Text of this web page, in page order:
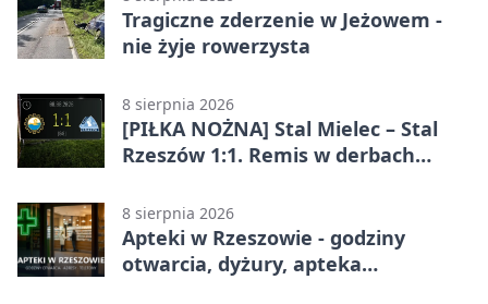
Tragiczne zderzenie w Jeżowem -
nie żyje rowerzysta
8 sierpnia 2026
[PIŁKA NOŻNA] Stal Mielec – Stal
Rzeszów 1:1. Remis w derbach
8 sierpnia 2026
Apteki w Rzeszowie - godziny
otwarcia, dyżury, apteka